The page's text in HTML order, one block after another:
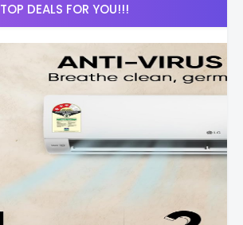
TOP DEALS FOR YOU!!!